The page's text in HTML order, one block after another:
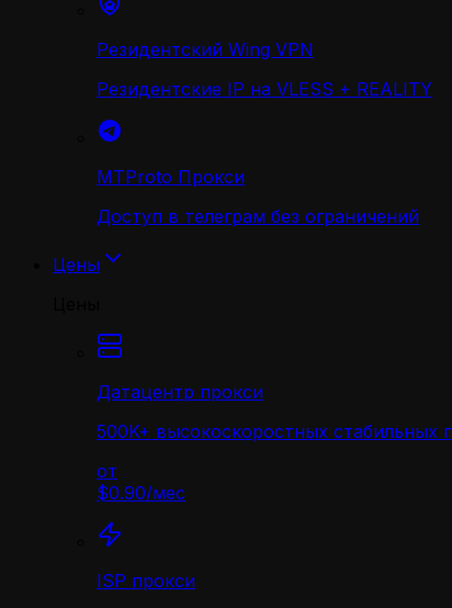
Резидентский Wing VPN
Резидентские IP на VLESS + REALITY
MTProto Прокси
Доступ в телеграм без ограничений
Цены
Датацентр прокси
500K+ высокоскоростных стабильных
от
$0.90/мес
ISP прокси